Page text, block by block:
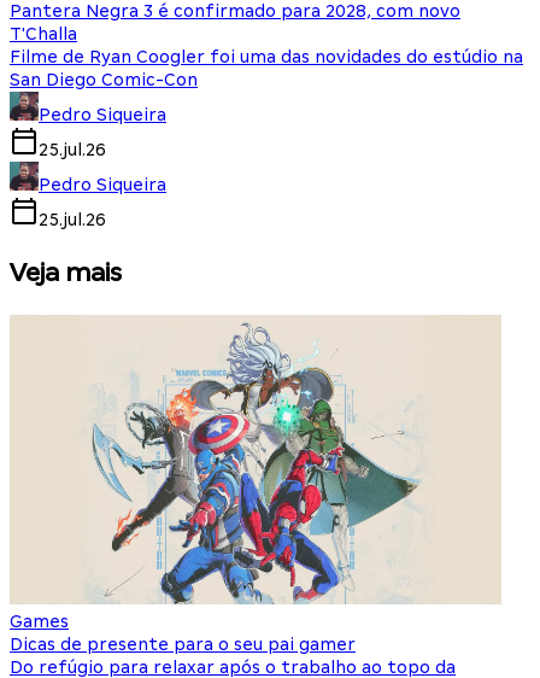
Pantera Negra 3 é confirmado para 2028, com novo
T'Challa
Filme de Ryan Coogler foi uma das novidades do estúdio na
San Diego Comic-Con
Pedro Siqueira
25.jul.26
Pedro Siqueira
25.jul.26
Veja mais
Games
Dicas de presente para o seu pai gamer
Do refúgio para relaxar após o trabalho ao topo da